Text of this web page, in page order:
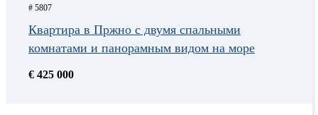
# 5807
Квартира в Пржно с двумя спальными
комнатами и панорамным видом на море
€ 425 000